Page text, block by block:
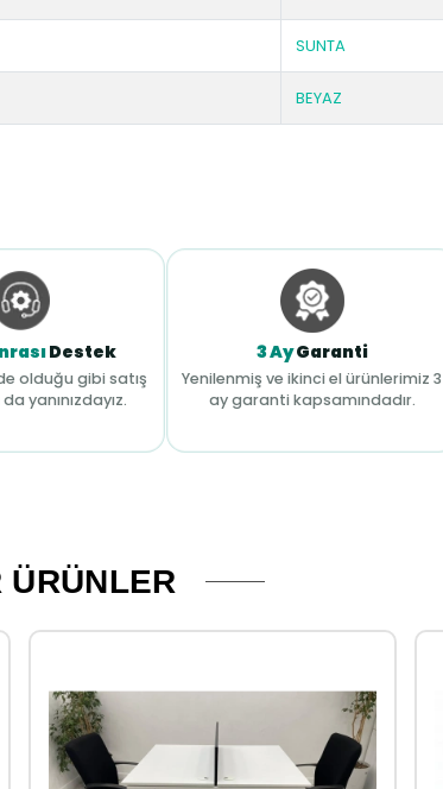
SUNTA
BEYAZ
Destek
olduğu gibi satış
yanınızdayız.
3 AyGaranti
Yenilenmiş ve ikinci el ürünlerimiz 3
ay garanti kapsamındadır.
ÜRÜNLER